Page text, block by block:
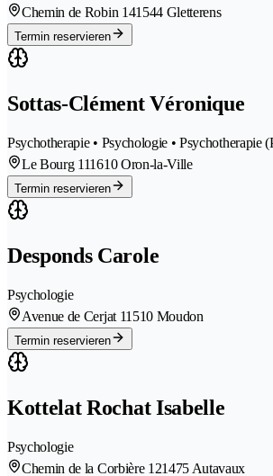
Chemin de Robin 141544 Gletterens
Termin reservieren
Sottas-Clément Véronique
Psychotherapie • Psychologie • Psychotherapie
Le Bourg 111610 Oron-la-Ville
Termin reservieren
Desponds Carole
Psychologie
Avenue de Cerjat 11510 Moudon
Termin reservieren
Kottelat Rochat Isabelle
Psychologie
Chemin de la Corbière 121475 Autavaux